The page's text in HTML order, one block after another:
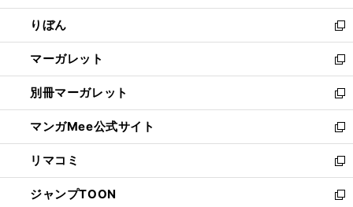
開
く
ウ
で
開
く
ン
ド
ウ
で
開
く
ウ
ィ
ン
ド
ウ
で
開
く
りぼん
新
し
い
ウ
ィ
ン
ド
ウ
で
開
く
マーガレット
新
し
い
ウ
ィ
ン
ド
ウ
で
別冊マーガレット
新
し
い
ウ
ィ
ン
ド
マンガMee公式サイト
新
し
い
ウ
ィ
リマコミ
新
し
い
ジャンプTOON
新